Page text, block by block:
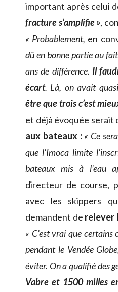
important après celui
fracture s’amplifie »,
« Probablement, en
dû en bonne partie au
ans de différence. Il
écart. Là, on avait
être que trois c’est
et déjà évoquée serait
aux bateaux : « Ce
que l’Imoca limite
bateaux mis à l’eau
directeur de course,
avec les skippers
demandent de relever
« C’est vrai que
pendant le Vendée
éviter. On a qualifié des
Vabre et 1500 milles